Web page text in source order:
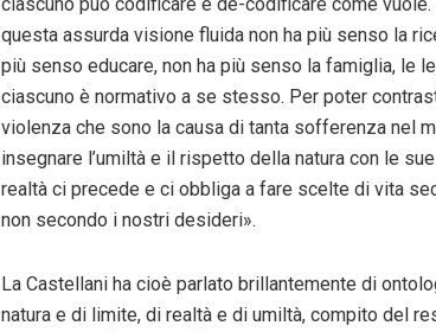
questa assurda visione fluida non ha più senso la
più senso educare, non ha più senso la famiglia, le
ciascuno è normativo a se stesso. Per poter
violenza che sono la causa di tanta sofferenza nel
insegnare l’umiltà e il rispetto della natura con le
realtà ci precede e ci obbliga a fare scelte di vita
non secondo i nostri desideri».
La Castellani ha cioè parlato brillantemente di
natura e di limite, di realtà e di umiltà, compito del